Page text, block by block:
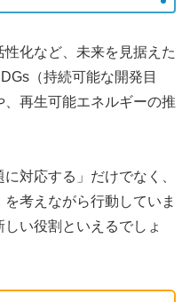
化など、未来を見据えた
（持続可能な開発目
再生可能エネルギーの推
対応する」だけでなく、
を考えながら行動していま
い役割といえるでしょ